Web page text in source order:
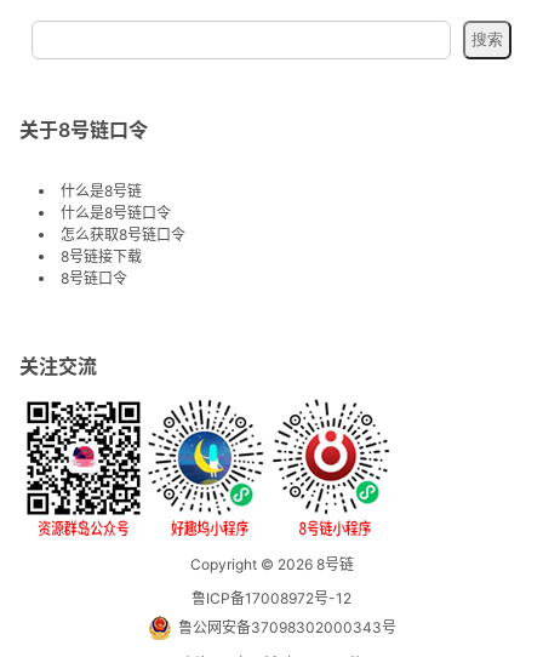
关于8号链口令
什么是8号链
什么是8号链口令
怎么获取8号链口令
8号链接下载
8号链口令
关注交流
Copyright © 20268号链
鲁ICP备17008972号-12
鲁公网安备37098302000343号